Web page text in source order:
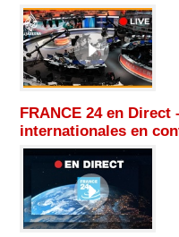
FRANCE 24 en
internationales en